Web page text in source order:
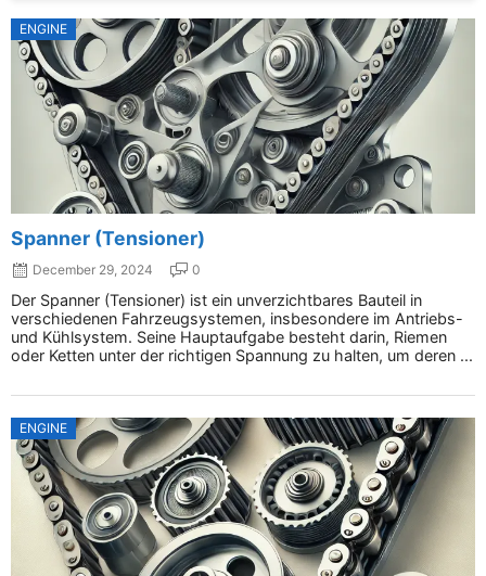
ENGINE
Spanner (Tensioner)
December 29, 2024 0
Der Spanner (Tensioner) ist ein unverzichtbares Bauteil in
verschiedenen Fahrzeugsystemen, insbesondere im Antriebs-
und Kühlsystem. Seine Hauptaufgabe besteht darin, Riemen
oder Ketten unter der richtigen Spannung zu halten, um deren ...
ENGINE